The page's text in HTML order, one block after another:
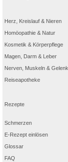
Herz, Kreislauf & Nieren
Homöopathie & Natur
Kosmetik & Körperpflege
Magen, Darm & Leber
Nerven, Muskeln &
Reiseapotheke
Rezepte
Schmerzen
E-Rezept einlösen
Glossar
FAQ